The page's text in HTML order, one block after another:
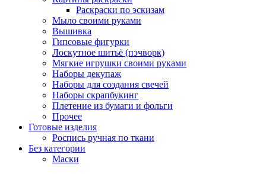
Раскраски по эскизам
Мыло своими руками
Вышивка
Гипсовые фигурки
Лоскутное шитьё (пэчворк)
Мягкие игрушки своими руками
Наборы декупаж
Наборы для создания свечей
Наборы скрапбукинг
Плетение из бумаги и фольги
Прочее
Готовые изделия
Роспись ручная по ткани
Без категории
Маски